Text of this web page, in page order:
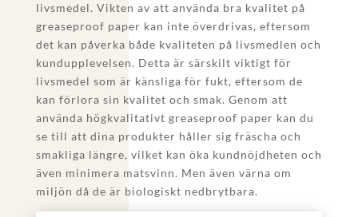
livsmedel. Vikten av att använda bra kvalitet på
greaseproof paper kan inte överdrivas, eftersom
det kan påverka både kvaliteten på livsmedlen och
kundupplevelsen. Detta är särskilt viktigt för
livsmedel som är känsliga för fukt, eftersom de
kan förlora sin kvalitet och smak. Genom att
använda högkvalitativt greaseproof paper kan du
se till att dina produkter håller sig fräscha och
smakliga längre, vilket kan öka kundnöjdheten och
även minimera matsvinn. Men även värna om
miljön då de är biologiskt nedbrytbara.